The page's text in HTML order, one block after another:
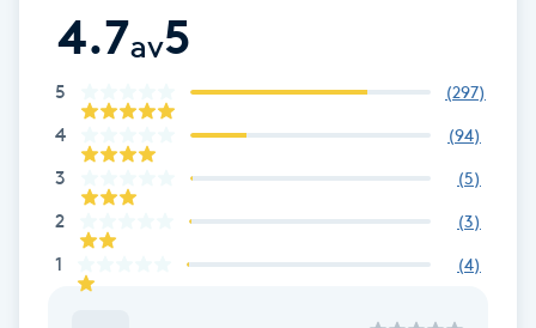
Diamantslipning
Enzympeeling
Extensions
Extensions borttagning
4.7av5
5 (297)
4 (94)
3 (5)
2 (3)
1 (4)